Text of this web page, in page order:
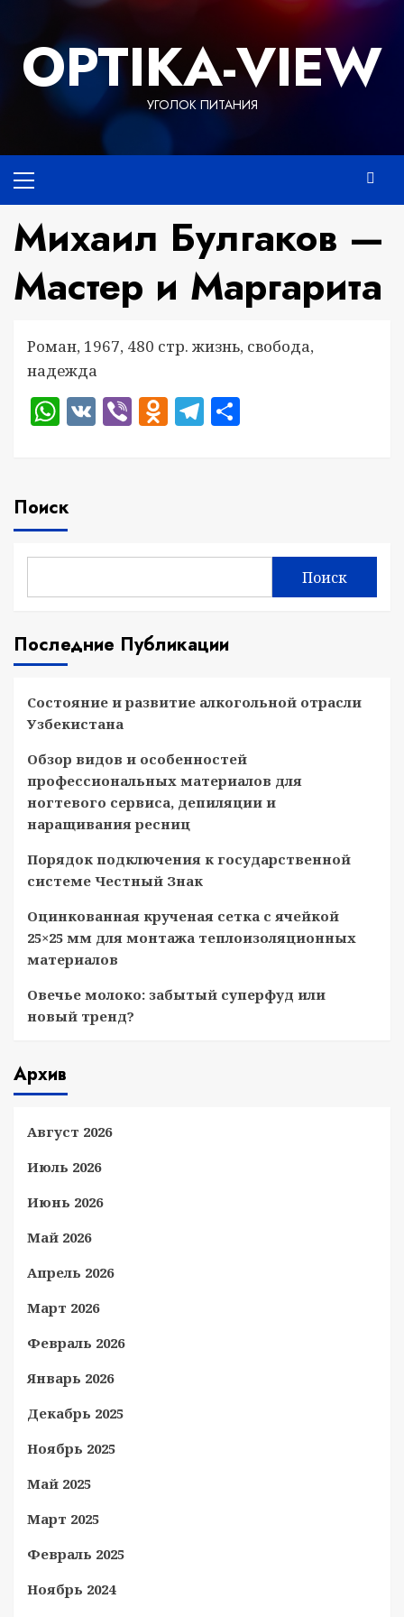
содержимому
OPTIKA-VIEW
УГОЛОК ПИТАНИЯ
меню
Михаил Булгаков —
Мастер и Маргарита
Роман, 1967, 480 стр. жизнь, свобода,
надежда
WhatsApp
VKViberOdnoklassniki
Telegram
Поиск
Поиск
Последние Публикации
Состояние и развитие алкогольной отрасли
Узбекистана
Обзор видов и особенностей
профессиональных материалов для
ногтевого сервиса, депиляции и
наращивания ресниц
Порядок подключения к государственной
системе Честный Знак
Оцинкованная крученая сетка с ячейкой
25×25 мм для монтажа теплоизоляционных
материалов
Овечье молоко: забытый суперфуд или
новый тренд?
Архив
Август 2026
Июль 2026
Июнь 2026
Май 2026
Апрель 2026
Март 2026
Февраль 2026
Январь 2026
Декабрь 2025
Ноябрь 2025
Май 2025
Март 2025
Февраль 2025
Ноябрь 2024